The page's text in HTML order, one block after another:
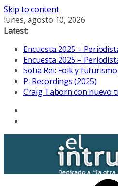
Skip to content
lunes, agosto 10, 2026
Latest:
Encuesta 2025 –
Encuesta 2025 –
Sofía Rei: Folk y futurismo
Pi Recordings (2025)
Craig Taborn con nuevo